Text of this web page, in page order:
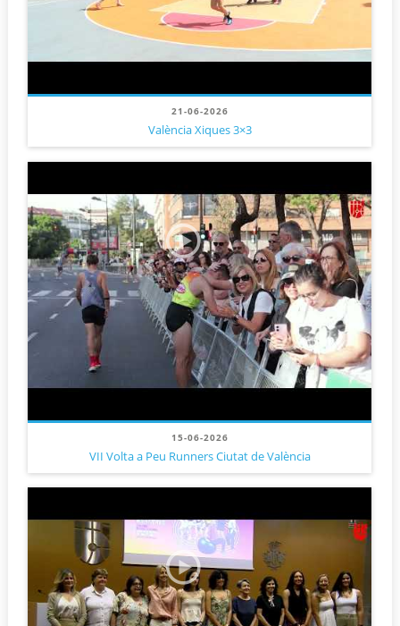
21-06-2026
València Xiques 3×3
15-06-2026
VII Volta a Peu Runners Ciutat de València